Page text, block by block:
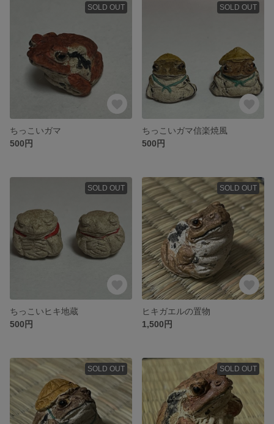
SOLD OUT
ちっこいガマ
500円
SOLD OUT
ちっこいガマ信楽焼風
500円
SOLD OUT
ちっこいヒキ地蔵
500円
SOLD OUT
ヒキガエルの置物
1,500円
SOLD OUT SOLD OUT